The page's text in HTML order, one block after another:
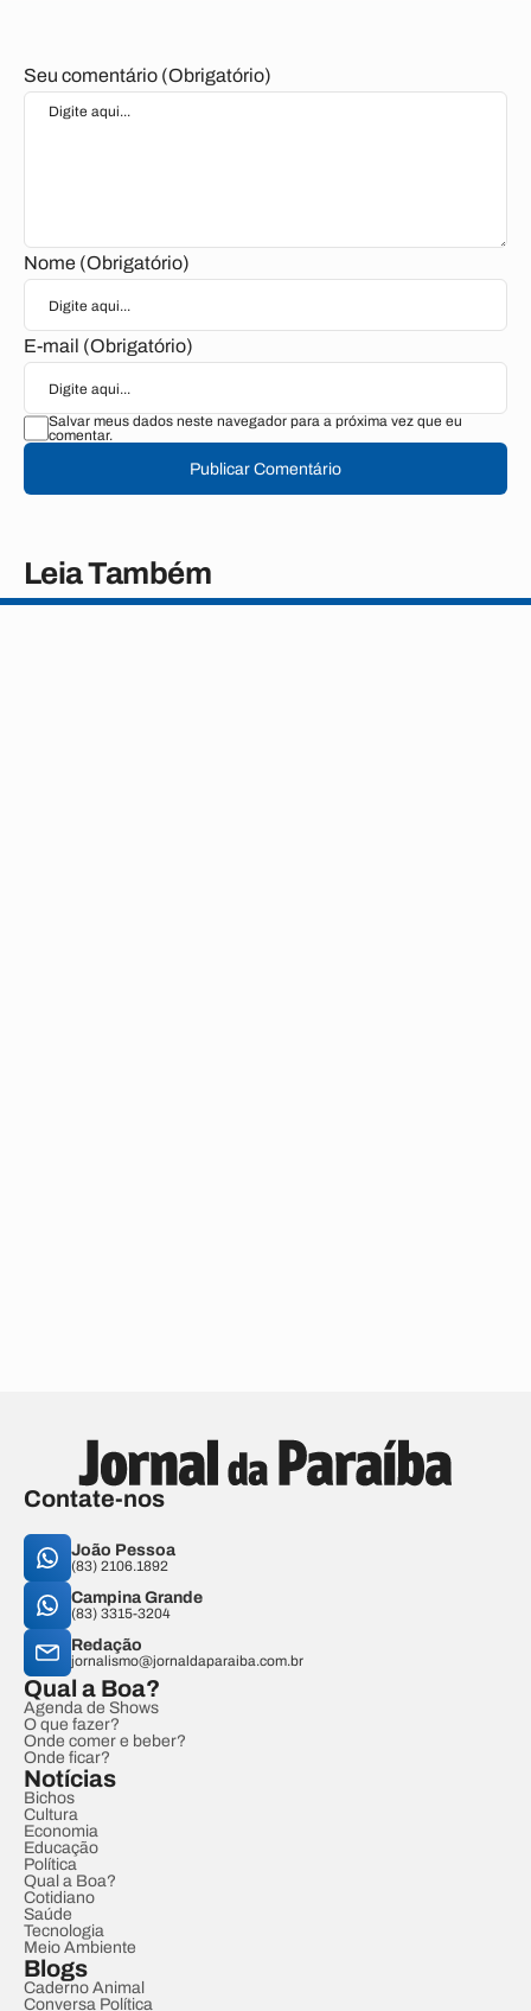
Seu comentário (Obrigatório)
Nome (Obrigatório)
E-mail (Obrigatório)
Salvar meus dados neste navegador para a próxima vez que eu
comentar.
Publicar Comentário
Leia Também
Contate-nos
João Pessoa
(83) 2106.1892
Campina Grande
(83) 3315-3204
Redação
jornalismo@jornaldaparaiba.com.br
Qual a Boa?
Agenda de Shows
O que fazer?
Onde comer e beber?
Onde ficar?
Notícias
Bichos
Cultura
Economia
Educação
Política
Qual a Boa?
Cotidiano
Saúde
Tecnologia
Meio Ambiente
Blogs
Caderno Animal
Conversa Política